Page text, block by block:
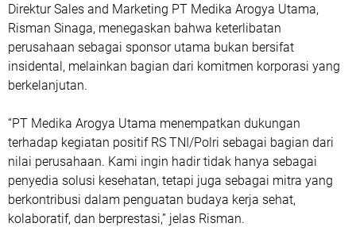
Direktur Sales and Marketing PT Medika Arogya Utama,
Risman Sinaga, menegaskan bahwa keterlibatan
perusahaan sebagai sponsor utama bukan bersifat
insidental, melainkan bagian dari komitmen korporasi yang
berkelanjutan.
“PT Medika Arogya Utama menempatkan dukungan
terhadap kegiatan positif RS TNI/Polri sebagai bagian dari
nilai perusahaan. Kami ingin hadir tidak hanya sebagai
penyedia solusi kesehatan, tetapi juga sebagai mitra yang
berkontribusi dalam penguatan budaya kerja sehat,
kolaboratif, dan berprestasi,” jelas Risman.